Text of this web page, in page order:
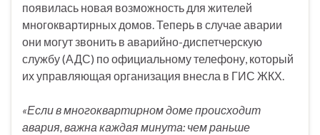
появилась новая возможность для жителей
многоквартирных домов. Теперь в случае аварии
они могут звонить в аварийно-диспетчерскую
службу (АДС) по официальному телефону, который
их управляющая организация внесла в ГИС ЖКХ.
«Если в многоквартирном доме происходит
авария, важна каждая минута: чем раньше